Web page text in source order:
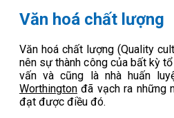
Văn hoá chất lượng
Văn hoá chất lượng (Quality
nên sự thành công của bất kỳ
vấn và cũng là nhà huấn
Worthington đã vạch ra những
đạt được điều đó.